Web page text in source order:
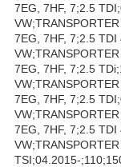
7EG, 7HF, 7;2.5
7EG, 7HF, 7;2.5
7EG, 7HF, 7;2.5
7EG, 7HF, 7;2.5
7EG, 7HF, 7;2.5
TSI;04.2015-